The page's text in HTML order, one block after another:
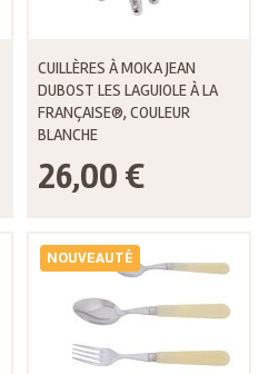
CUILLÈRES À MOKA JEAN
DUBOST LES LAGUIOLE À LA
FRANÇAISE®, COULEUR
BLANCHE
26,00 €
NOUVEAUTÉ